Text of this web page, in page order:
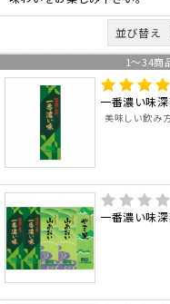
並び替え
1～34商
一番濃い味
美味しい飲み
一番濃い味